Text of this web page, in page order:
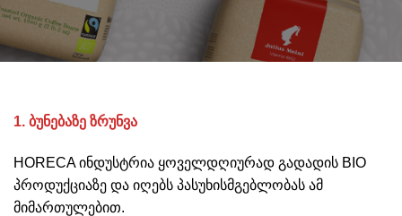
1. ბუნებაზე ზრუნვა
HORECA ინდუსტრია ყოველდღიურად გადადის BIO
პროდუქციაზე და იღებს პასუხისმგებლობას ამ
მიმართულებით.